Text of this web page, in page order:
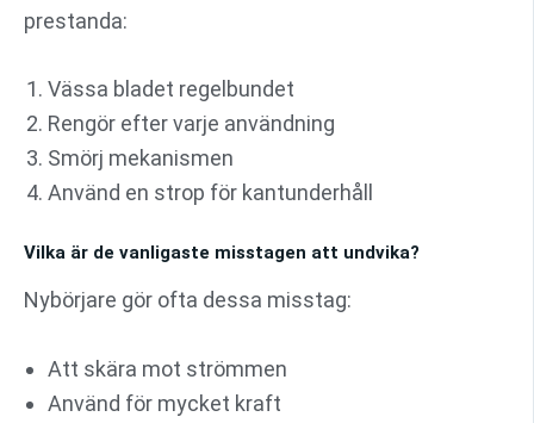
prestanda:
Vässa bladet regelbundet
Rengör efter varje användning
Smörj mekanismen
Använd en strop för kantunderhåll
Vilka är de vanligaste misstagen att undvika?
Nybörjare gör ofta dessa misstag:
Att skära mot strömmen
Använd för mycket kraft